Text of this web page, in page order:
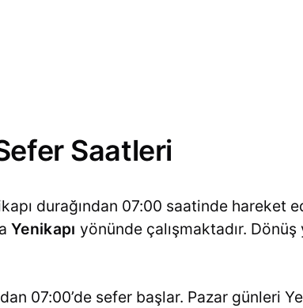
Saatleri
durağından 07:00 saatinde hareket
Yenikapı yönünde çalışmaktadır. Dönüş
07:00’de sefer başlar. Pazar günleri